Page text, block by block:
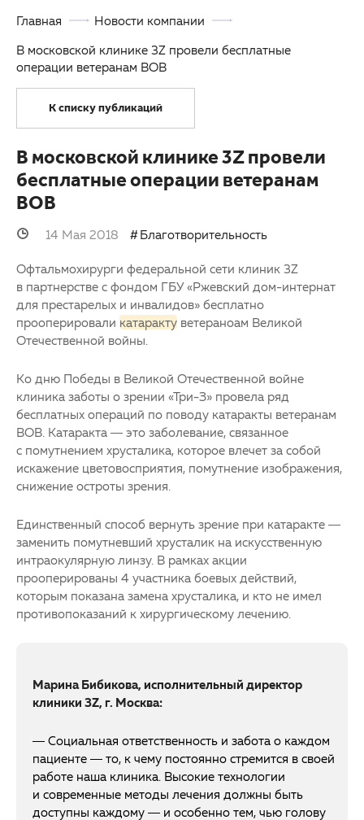
Партнерам
Закупки
Другие заболевания глаз
Детская офтальмология
Главная
Новости компании
В московской клинике 3Z провели бесплатные
операции ветеранам ВОВ
К списку публикаций
В московской клинике 3Z провели
бесплатные операции ветеранам
ВОВ
14 Мая 2018 Благотворительность
Офтальмохирурги федеральной сети клиник 3Z
в партнерстве с фондом ГБУ «Ржевский дом-интернат
для престарелых и инвалидов» бесплатно
прооперировали катаракту ветераноам Великой
Отечественной войны.
Ко дню Победы в Великой Отечественной войне
клиника заботы о зрении «Три-З» провела ряд
бесплатных операций по поводу катаракты ветеранам
ВОВ. Катаракта — это заболевание, связанное
с помутнением хрусталика, которое влечет за собой
искажение цветовосприятия, помутнение изображения,
снижение остроты зрения.
Единственный способ вернуть зрение при катаракте —
заменить помутневший хрусталик на искусственную
интраокулярную линзу. В рамках акции
прооперированы 4 участника боевых действий,
которым показана замена хрусталика, и кто не имел
противопоказаний к хирургическому лечению.
Марина Бибикова, исполнительный директор
клиники 3Z, г. Москва:
— Социальная ответственность и забота о каждом
пациенте — то, к чему постоянно стремится в своей
работе наша клиника. Высокие технологии
и современные методы лечения должны быть
доступны каждому — и особенно тем, чью голову